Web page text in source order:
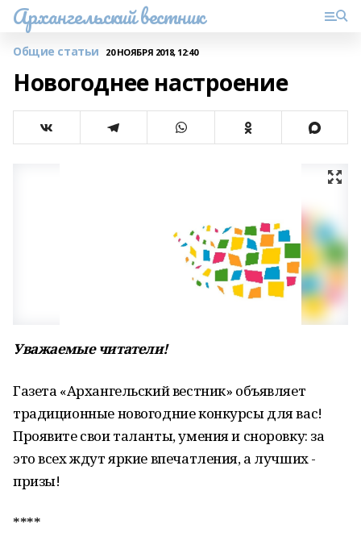
Архангельский вестник
Общие статьи 20 НОЯБРЯ 2018, 12:40
Новогоднее настроение
Уважаемые читатели!
Газета «Архангельский вестник» объявляет
традиционные новогодние конкурсы для вас!
Проявите свои таланты, умения и сноровку: за
это всех ждут яркие впечатления, а лучших -
призы!
****